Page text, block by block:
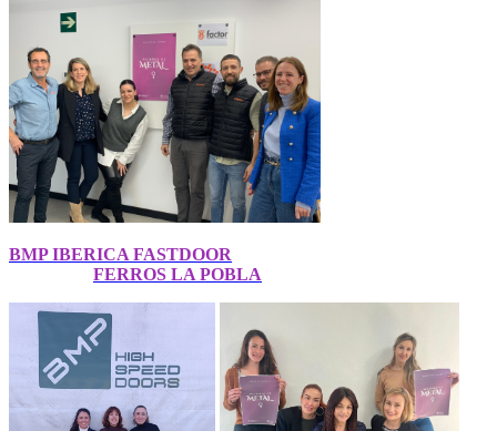
BMP IBERICA FASTDOOR
FERROS LA POBLA